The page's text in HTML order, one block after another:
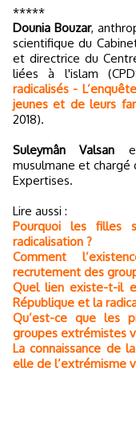
*****
Dounia Bouzar,
scientifique du
et directrice du
liées à l'islam
radicalisés -
jeunes et de leurs
2018).
Suleymân Valsan
musulmane et chargé
Expertises.
Lire aussi :
Pourquoi les filles
radicalisation ?
Comment
recrutement des
Quel lien existe-t-il
République et la
Qu’est-ce que les
groupes extrémistes
La connaissance de
elle de l’extrémisme